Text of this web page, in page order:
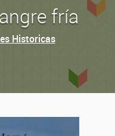
fría
Historicas